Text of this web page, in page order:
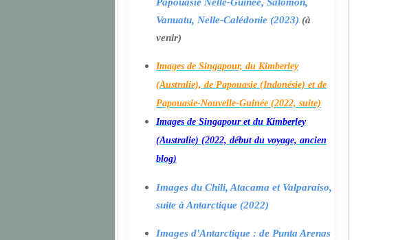
Papouasie Nelle-Guinée, Salomon,
Vanuatu, Nelle-Calédonie (2023) (à
venir)
Images de Singapour, du Kimberley
(Australie), de Papouasie (Indonésie) et de
Papouasie-Nouvelle-Guinée (2022, suite)
Images de Singapour et du Kimberley
(Australie) (2022, début du voyage, ancien
blog)
Images du Chili, Atacama et Valparaiso,
suite à Antarctique (2022)
Images d'Antarctique : de Punta Arenas